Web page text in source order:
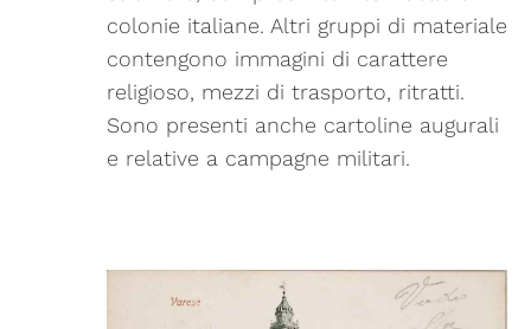
colonie italiane. Altri gruppi di materiale
contengono immagini di carattere
religioso, mezzi di trasporto, ritratti.
Sono presenti anche cartoline augurali
e relative a campagne militari.